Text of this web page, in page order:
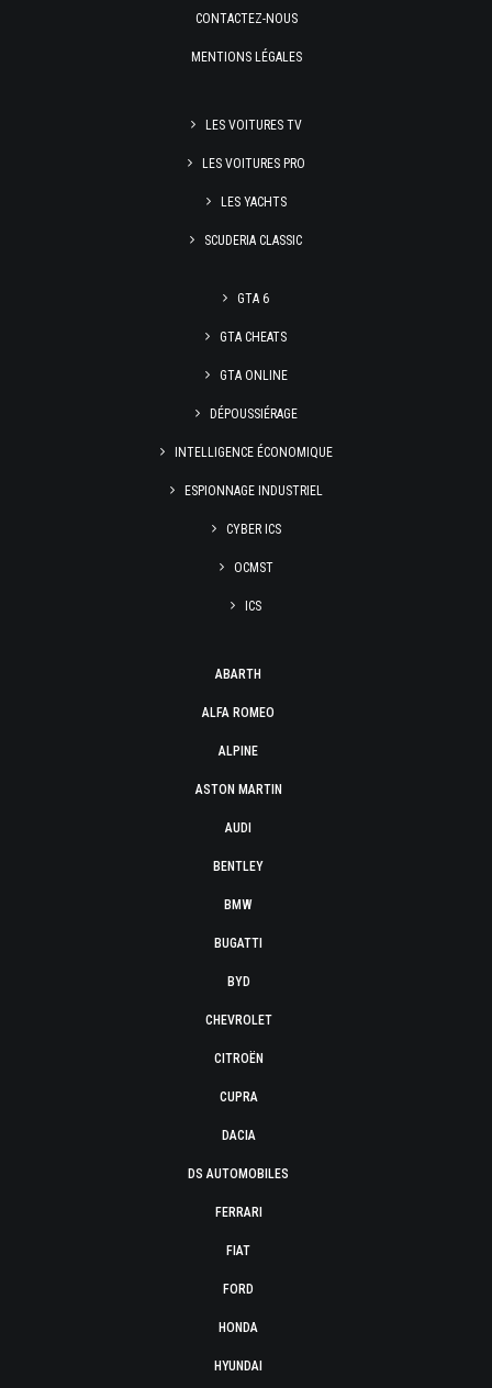
CONTACTEZ-NOUS
MENTIONS LÉGALES
LES VOITURES TV
LES VOITURES PRO
LES YACHTS
SCUDERIA CLASSIC
GTA 6
GTA CHEATS
GTA ONLINE
DÉPOUSSIÉRAGE
INTELLIGENCE ÉCONOMIQUE
ESPIONNAGE INDUSTRIEL
CYBER ICS
OCMST
ICS
ABARTH
ALFA ROMEO
ALPINE
ASTON MARTIN
AUDI
BENTLEY
BMW
BUGATTI
BYD
CHEVROLET
CITROËN
CUPRA
DACIA
DS AUTOMOBILES
FERRARI
FIAT
FORD
HONDA
HYUNDAI